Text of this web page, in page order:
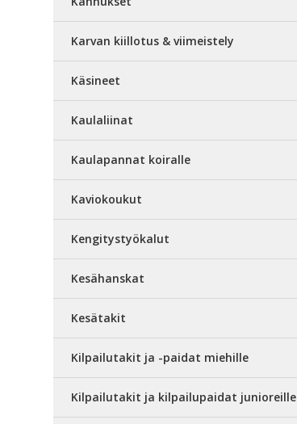
Karvan kiillotus & viimeistely
Käsineet
Kaulaliinat
Kaulapannat koiralle
Kaviokoukut
Kengitystyökalut
Kesähanskat
Kesätakit
Kilpailutakit ja -paidat miehille
Kilpailutakit ja kilpailupaidat junioreille